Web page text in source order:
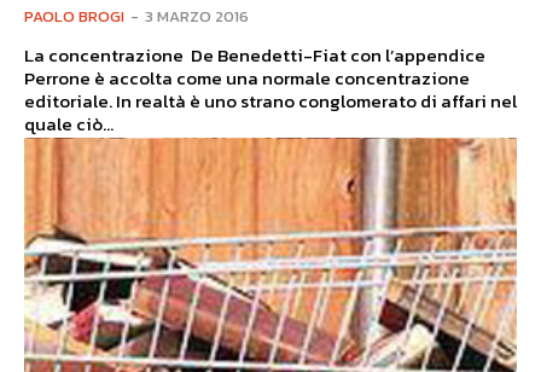
PAOLO BROGI - 3 MARZO 2016
La concentrazione De Benedetti-Fiat con l’appendice
Perrone è accolta come una normale concentrazione
editoriale. In realtà è uno strano conglomerato di affari nel
quale ciò...